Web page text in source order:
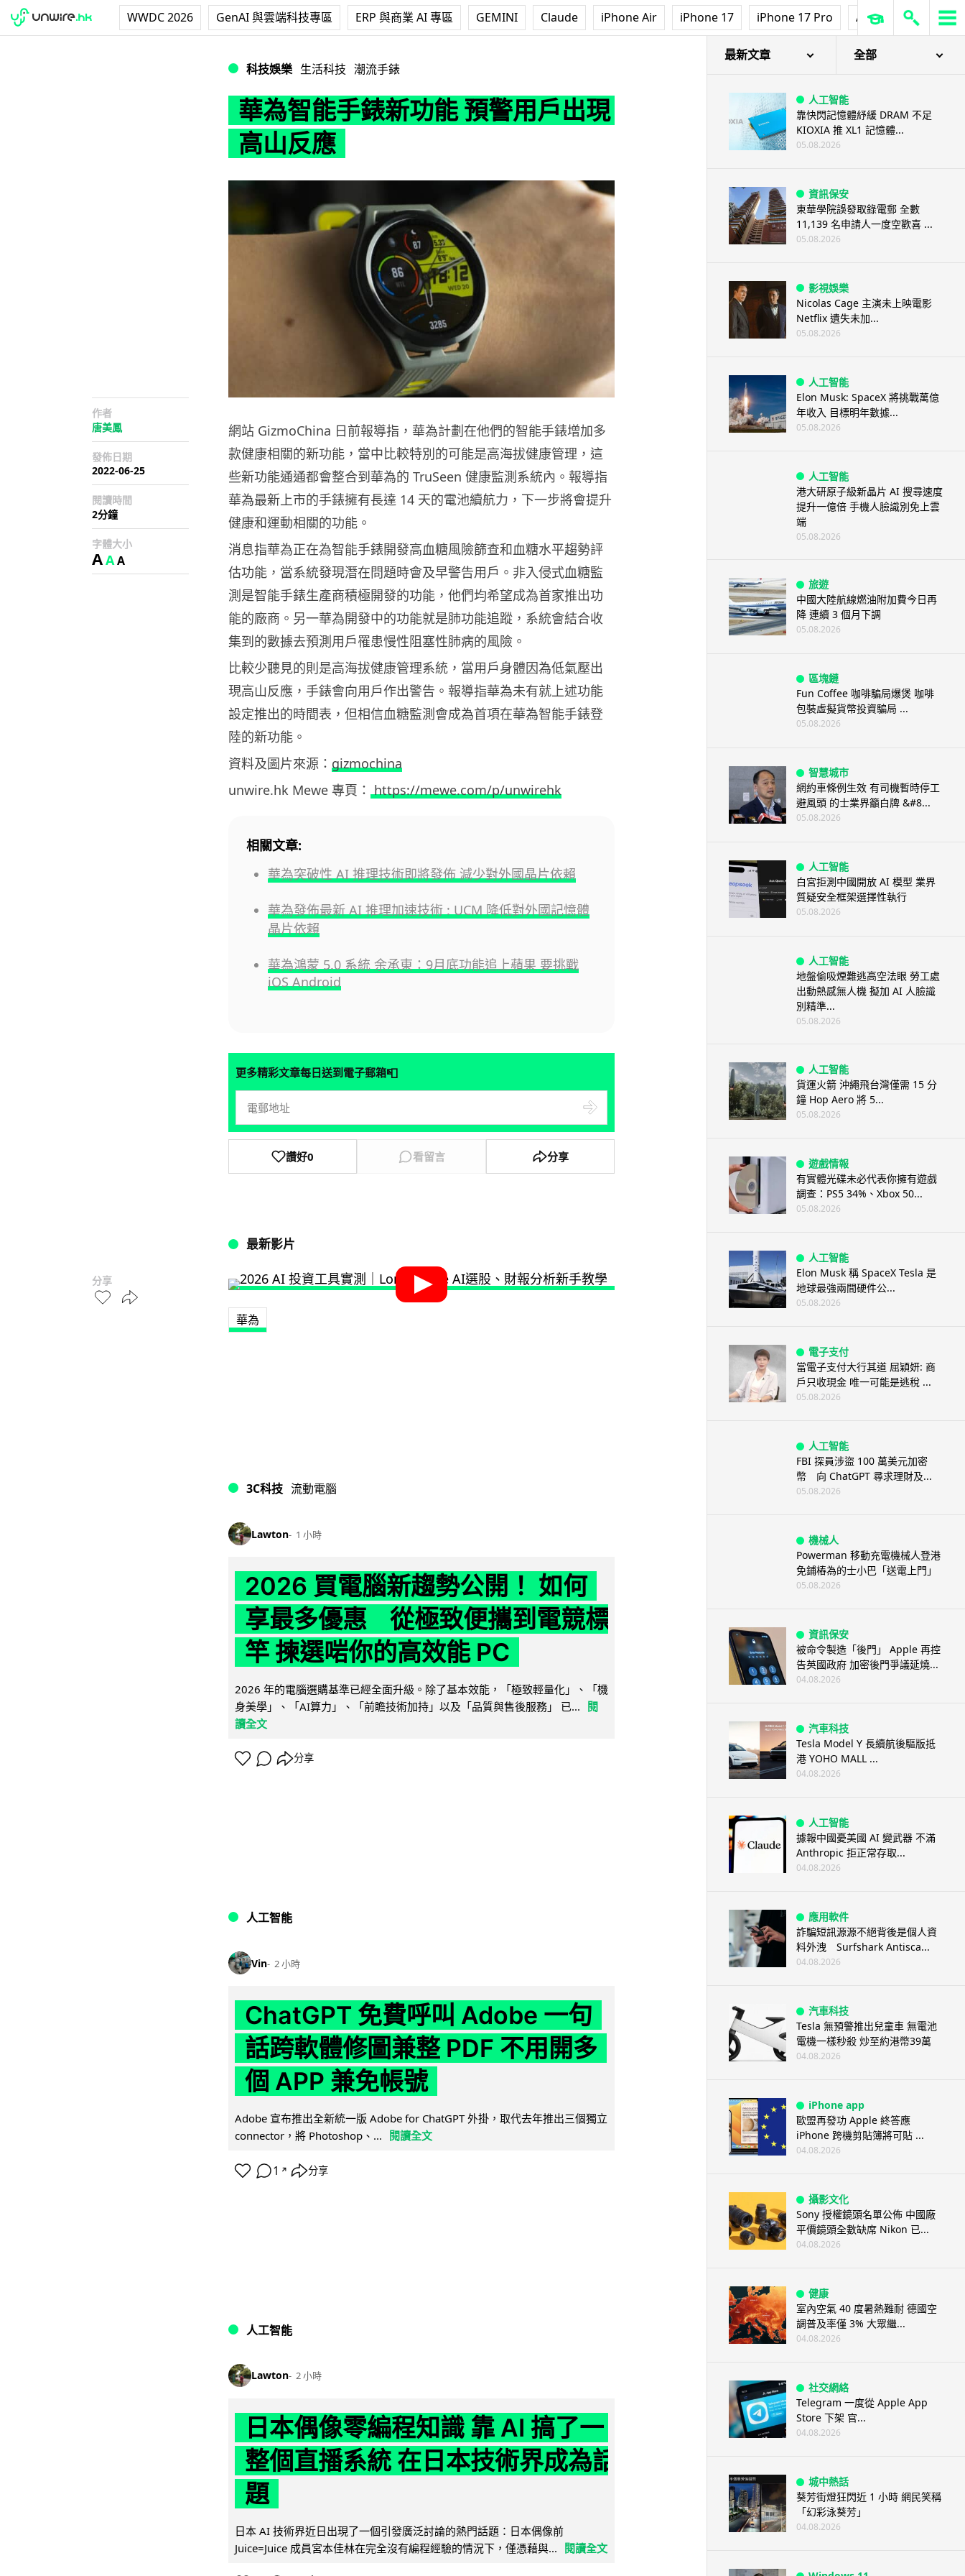
WWDC 2026 GenAI 與雲端科技專區 ERP 與商業 AI 專區 GEMINI Claude iPhone Air iPhone 17 iPhone 17 Pro AirPods Pro 3
科技娛樂 生活科技 潮流手錶
華為智能手錶新功能 預警用戶出現
高山反應
作者
唐美鳳
發佈日期
2022-06-25
閱讀時間
2分鐘
字體大小
AAA
分享
網站 GizmoChina 日前報導指，華為計劃在他們的智能手錶增加多
款健康相關的新功能，當中比較特別的可能是高海拔健康管理，這
些新功能通通都會整合到華為的 TruSeen 健康監測系統內。報導指
華為最新上市的手錶擁有長達 14 天的電池續航力，下一步將會提升
健康和運動相關的功能。
消息指華為正在為智能手錶開發高血糖風險篩查和血糖水平趨勢評
估功能，當系統發現潛在問題時會及早警告用戶。非入侵式血糖監
測是智能手錶生產商積極開發的功能，他們均希望成為首家推出功
能的廠商。另一華為開發中的功能就是肺功能追蹤，系統會結合收
集到的數據去預測用戶罹患慢性阻塞性肺病的風險。
比較少聽見的則是高海拔健康管理系統，當用戶身體因為低氣壓出
現高山反應，手錶會向用戶作出警告。報導指華為未有就上述功能
設定推出的時間表，但相信血糖監測會成為首項在華為智能手錶登
陸的新功能。
資料及圖片來源： gizmochina
unwire.hk Mewe 專頁： https://mewe.com/p/unwirehk
相關文章:
華為突破性 AI 推理技術即將發佈 減少對外國晶片依賴
華為發佈最新 AI 推理加速技術 : UCM 降低對外國記憶體
晶片依賴
華為鴻蒙 5.0 系統 余承東：9月底功能追上蘋果 要挑戰
iOS Android
更多精彩文章每日送到電子郵箱📮
讚好0 看留言 分享
最新影片
華為
3C科技 流動電腦
Lawton 1 小時
2026 買電腦新趨勢公開！ 如何
享最多優惠 從極致便攜到電競標
竿 揀選啱你的高效能 PC
2026 年的電腦選購基準已經全面升級。除了基本效能，「極致輕量化」、「機
身美學」、「AI算力」、「前瞻技術加持」以及「品質與售後服務」 已...
閱
讀全文
分享
人工智能
Vin 2 小時
ChatGPT 免費呼叫 Adobe 一句
話跨軟體修圖兼整 PDF 不用開多
個 APP 兼免帳號
Adobe 宣布推出全新統一版 Adobe for ChatGPT 外掛，取代去年推出三個獨立
connector，將 Photoshop、...
閱讀全文
1 ↗ 分享
人工智能
Lawton 2 小時
日本偶像零編程知識 靠 AI 搞了一
整個直播系統 在日本技術界成為話
題
日本 AI 技術界近日出現了一個引發廣泛討論的熱門話題：日本偶像前
Juice=Juice 成員宮本佳林在完全沒有編程經驗的情況下，僅憑藉與... 閱讀全文
最新文章 全部
人工智能
靠快閃記憶體紓緩 DRAM 不足
KIOXIA 推 XL1 記憶體...
05.08.2026
資訊保安
東華學院誤發取錄電郵 全數
11,139 名申請人一度空歡喜 ...
05.08.2026
影視娛樂
Nicolas Cage 主演未上映電影
Netflix 遺失未加...
05.08.2026
人工智能
Elon Musk: SpaceX 將挑戰萬億
年收入 目標明年數據...
05.08.2026
人工智能
港大研原子級新晶片 AI 搜尋速度
提升一億倍 手機人臉識別免上雲
端
05.08.2026
旅遊
中國大陸航線燃油附加費今日再
降 連續 3 個月下調
05.08.2026
區塊鏈
Fun Coffee 咖啡騙局爆煲 咖啡
包裝虛擬貨幣投資騙局 ...
05.08.2026
智慧城市
網約車條例生效 有司機暫時停工
避風頭 的士業界籲白牌 &#8...
05.08.2026
人工智能
白宮拒測中國開放 AI 模型 業界
質疑安全框架選擇性執行
05.08.2026
人工智能
地盤偷吸煙難逃高空法眼 勞工處
出動熱感無人機 擬加 AI 人臉識
別精準...
05.08.2026
人工智能
貨運火箭 沖繩飛台灣僅需 15 分
鐘 Hop Aero 將 5...
05.08.2026
遊戲情報
有實體光碟未必代表你擁有遊戲
調查：PS5 34%、Xbox 50...
05.08.2026
人工智能
Elon Musk 稱 SpaceX Tesla 是
地球最強兩間硬件公...
05.08.2026
電子支付
當電子支付大行其道 屈穎妍: 商
戶只收現金 唯一可能是逃稅 ...
05.08.2026
人工智能
FBI 探員涉盜 100 萬美元加密
幣 向 ChatGPT 尋求理財及...
05.08.2026
機械人
Powerman 移動充電機械人登港
免鋪樁為的士小巴「送電上門」
05.08.2026
資訊保安
被命令製造「後門」 Apple 再控
告英國政府 加密後門爭議延燒...
04.08.2026
汽車科技
Tesla Model Y 長續航後驅版抵
港 YOHO MALL ...
04.08.2026
人工智能
據報中國憂美國 AI 變武器 不滿
Anthropic 拒正常存取...
04.08.2026
應用軟件
詐騙短訊源源不絕背後是個人資
料外洩 Surfshark Antisca...
04.08.2026
汽車科技
Tesla 無預警推出兒童車 無電池
電機一樣秒殺 炒至約港幣39萬
04.08.2026
iPhone app
歐盟再發功 Apple 終答應
iPhone 跨機剪貼簿將可貼 ...
04.08.2026
攝影文化
Sony 授權鏡頭名單公佈 中國廠
平價鏡頭全數缺席 Nikon 已...
04.08.2026
健康
室內空氣 40 度暑熱難耐 德國空
調普及率僅 3% 大眾繼...
04.08.2026
社交網絡
Telegram 一度從 Apple App
Store 下架 官...
04.08.2026
城中熱話
葵芳街燈狂閃近 1 小時 網民笑稱
「幻彩泳葵芳」
04.08.2026